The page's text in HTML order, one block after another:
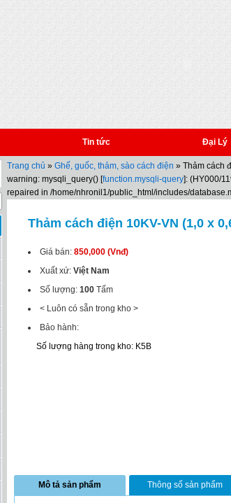
Tin tức Đại Lý
Trang chủ » Ghế, guốc, thảm, sào cách điện » Thảm cách
warning: mysqli_query() [function.mysqli-query]: (HY000/
repaired in /home/nhronil1/public_html/includes/
Thảm cách điện 10KV-VN (1,0 x
Giá bán: 850,000 (Vnđ)
Xuất xứ: Việt Nam
Số lượng: 100 Tấm
< Luôn có sẵn trong kho >
Bảo hành:
Số lượng hàng trong kho: K5B
Mô tả sản phẩm Thông số sản phẩm